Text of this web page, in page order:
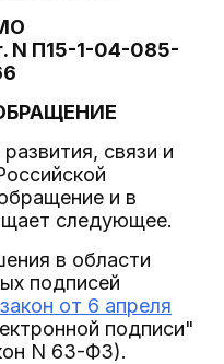
N П15-1-04-085-
связи и
и в
следующее.
в области
подписей
от 6 апреля
подписи"
N 63-ФЗ).